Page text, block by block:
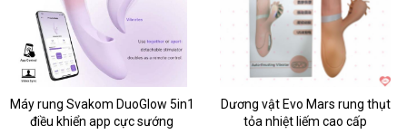
Máy rung Svakom DuoGlow 5in1
điều khiển app cực sướng
Dương vật Evo Mars rung thụt
tỏa nhiệt liếm cao cấp